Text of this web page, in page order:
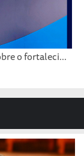
o fortaleci...